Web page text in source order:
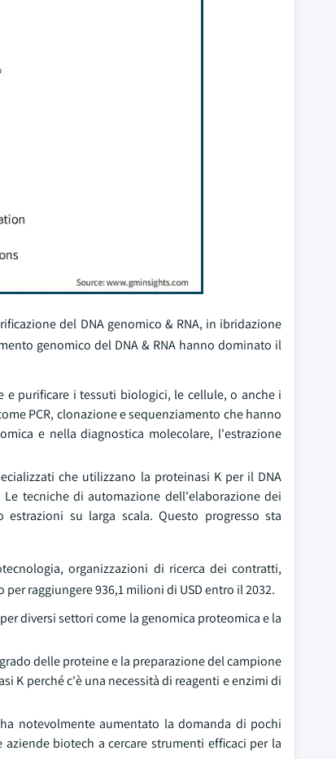
del DNA genomico & RNA, in ibridazione
genomico del DNA & RNA hanno dominato il
e purificare i tessuti biologici, le cellule, o anche i
PCR, clonazione e sequenziamento che hanno
e nella diagnostica molecolare, l'estrazione
che utilizzano la proteinasi K per il DNA
tecniche di automazione dell'elaborazione dei
su larga scala. Questo progresso sta
organizzazioni di ricerca dei contratti,
raggiungere 936,1 milioni di USD entro il 2032.
diversi settori come la genomica proteomica e la
delle proteine e la preparazione del campione
K perché c'è una necessità di reagenti e enzimi di
notevolmente aumentato la domanda di pochi
biotech a cercare strumenti efficaci per la